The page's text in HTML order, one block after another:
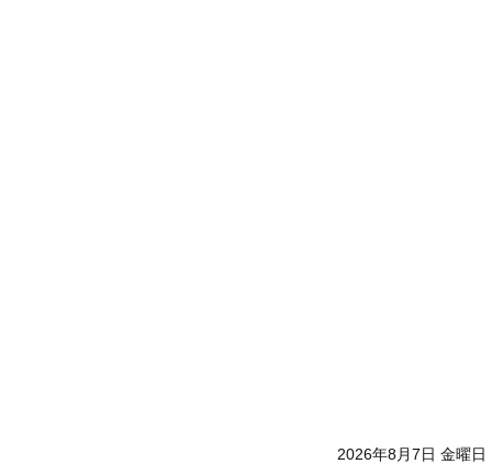
2026年8月7日 金曜日